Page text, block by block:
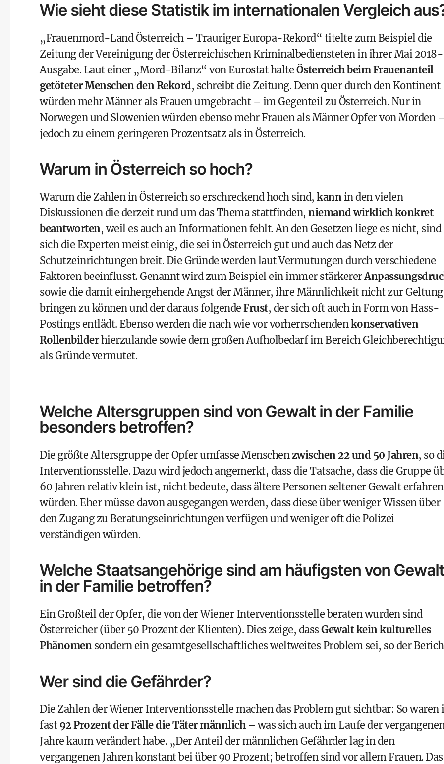
Wie sieht diese Statistik im internationalen Vergleich
„Frauenmord-Land Österreich – Trauriger Europa-Rekord“ titelte zum Beispiel die
Zeitung der Vereinigung der Österreichischen Kriminalbedienstetenin ihrer Mai 2018-
Ausgabe. Laut einer „Mord-Bilanz“ von Eurostat halte Österreich beim Frauenanteil
getöteter Menschen den Rekord, schreibt die Zeitung. Denn quer durch den Kontinent
würden mehr Männer als Frauen umgebracht – im Gegenteil zu Österreich. Nur in
Norwegen und Slowenien würden ebenso mehr Frauen als Männer Opfer von Morden
jedoch zu einem geringeren Prozentsatz als in Österreich.
Warum in Österreich so hoch?
Warum die Zahlen in Österreich so erschreckend hoch sind, kann in den vielen
Diskussionen die derzeit rund um das Thema stattfinden, niemand wirklich konkret
beantworten, weil es auch an Informationen fehlt. An den Gesetzen liege es nicht, sind
sich die Experten meist einig, die sei in Österreich gut und auch das Netz der
Schutzeinrichtungen breit. Die Gründe werden laut Vermutungen durch verschiedene
Faktoren beeinflusst. Genannt wird zum Beispiel ein immer stärkerer
sowie die damit einhergehende Angst der Männer, ihre Männlichkeit nicht zur Geltung
bringen zu können und der daraus folgende Frust, der sich oft auch in Form von Hass-
Postings entlädt. Ebenso werden die nach wie vor vorherrschendenkonservativen
Rollenbilderhierzulande sowie dem großen Aufholbedarf im Bereich
als Gründe vermutet.
Welche Altersgruppen sind von Gewalt in der Familie
besonders betroffen?
Die größte Altersgruppe der Opfer umfasse Menschenzwischen 22 und 50 Jahren, so
Interventionsstelle. Dazu wird jedoch angemerkt, dass die Tatsache, dass die Gruppe
60 Jahren relativ klein ist, nicht bedeute, dass ältere Personen seltener Gewalt erfahren
würden. Eher müsse davon ausgegangen werden, dass diese über weniger Wissen über
den Zugang zu Beratungseinrichtungen verfügen und weniger oft die Polizei
verständigen würden.
Welche Staatsangehörige sind am häufigsten von Gewalt
in der Familie betroffen?
Ein Großteil der Opfer, die von der Wiener Interventionsstelle beraten wurden sind
Österreicher (über 50 Prozent der Klienten). Dies zeige, dassGewalt kein kulturelles
Phänomen sondern ein gesamtgesellschaftliches weltweites Problem sei, so der
Wer sind die Gefährder?
Die Zahlen der Wiener Interventionsstelle machen das Problem gut sichtbar: So waren
fast 92 Prozent der Fälle die Täter männlich– was sich auch im Laufe der
Jahre kaum verändert habe. „Der Anteil der männlichen Gefährder lag in den
vergangenen Jahren konstant bei über 90 Prozent; betroffen sind vor allem Frauen. Das